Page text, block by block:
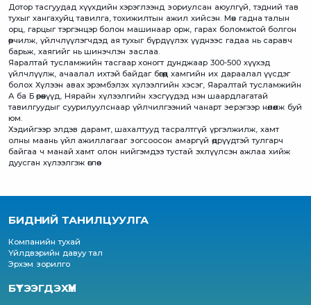
Дотор тасгуудад хүүхдийн хэрэглээнд зориулсан аюулгүй, тэдний тав
тухыг хангахуйц тавилга, тохижилтын ажил хийсэн. Мөн гадна талын
орц, гарцыг тэргэнцэр болон машинаар орж, гарах боломжтой болгон
өөрчилж, үйлчлүүлэгчдэд ая тухыг бүрдүүлэх үүднээс гадаа нь саравч
барьж, хаягийг нь шинэчлэн заслаа.
Яаралтай тусламжийн тасгаар хоногт дунджаар 300-500 хүүхэд
үйлчлүүлж, ачаалал ихтэй байдаг бөгөөд хамгийн их дараалал үүсдэг
болох Хүлээн авах эрэмбэлэх хүлээлгийн хэсэг, Яаралтай тусламжийн
А ба Б өрөөнүүд, Нярайн хүлээлгийн хэсгүүдэд нэн шаардлагатай
тавилгуудыг суурилуулснаар үйлчилгээний чанарт эерэгээр нөлөөлж буй
юм.
Хэдийгээр элдэв дарамт, шахалтууд тасралтгүй үргэлжилж, хамт
олны маань үйл ажиллагааг зогсоосон амаргүй өдрүүдтэй тулгарч
байгаа ч манай хамт олон нийгэмдээ тустай эхлүүлсэн ажлаа хийж
дуусган хүлээлгэж өглөө.
БИДНИЙ ТАНИЛЦУУЛГА
Компанийн тухай
Үйлдвэрийн давуу тал
Эрхэм зорилго
БҮТЭЭГДЭХҮҮН